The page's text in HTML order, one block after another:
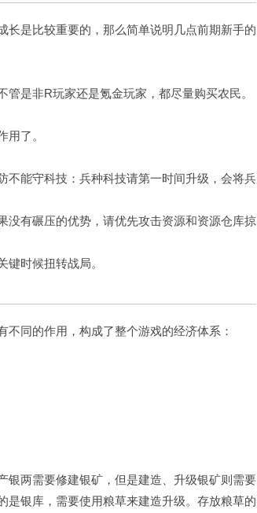
长是比较重要的，那么简单说明几点前期新手的
是非R玩家还是氪金玩家，都尽量购买农民。
了。
不能守科技：兵种科技请第一时间升级，会将兵
没有碾压的优势，请优先攻击资源和资源仓库掠
时候扭转战局。
同的作用，构成了整个游戏的经济体系：
银两需要修建银矿，但是建造、升级银矿则需要
是银库，需要使用粮草来建造升级。存放粮草的